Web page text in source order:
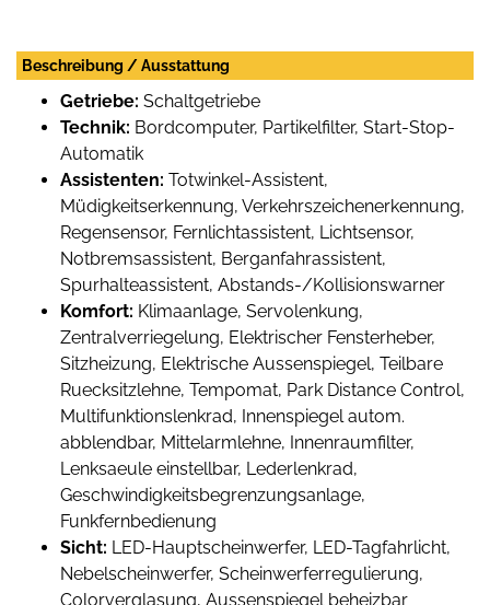
Beschreibung / Ausstattung
Getriebe: Schaltgetriebe
Technik: Bordcomputer, Partikelfilter, Start-Stop-
Automatik
Assistenten: Totwinkel-Assistent,
Müdigkeitserkennung, Verkehrszeichenerkennung,
Regensensor, Fernlichtassistent, Lichtsensor,
Notbremsassistent, Berganfahrassistent,
Spurhalteassistent, Abstands-/Kollisionswarner
Komfort: Klimaanlage, Servolenkung,
Zentralverriegelung, Elektrischer Fensterheber,
Sitzheizung, Elektrische Aussenspiegel, Teilbare
Ruecksitzlehne, Tempomat, Park Distance Control,
Multifunktionslenkrad, Innenspiegel autom.
abblendbar, Mittelarmlehne, Innenraumfilter,
Lenksaeule einstellbar, Lederlenkrad,
Geschwindigkeitsbegrenzungsanlage,
Funkfernbedienung
Sicht: LED-Hauptscheinwerfer, LED-Tagfahrlicht,
Nebelscheinwerfer, Scheinwerferregulierung,
Colorverglasung, Aussenspiegel beheizbar